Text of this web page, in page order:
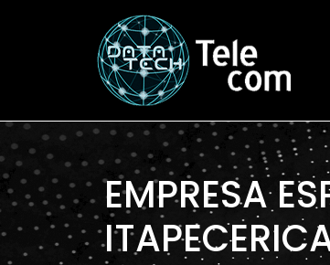
EMPRESA